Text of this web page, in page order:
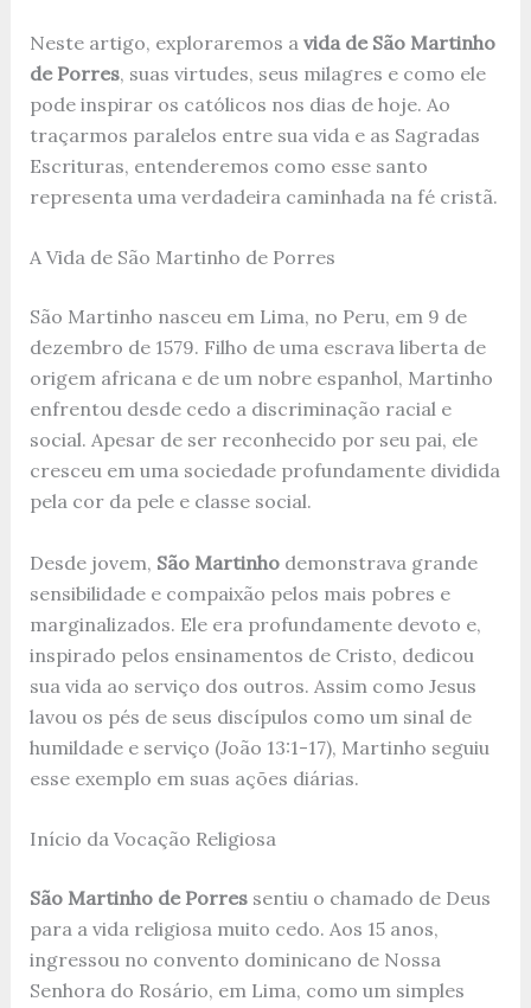
Neste artigo, exploraremos a vida de São Martinho
de Porres, suas virtudes, seus milagres e como ele
pode inspirar os católicos nos dias de hoje. Ao
traçarmos paralelos entre sua vida e as Sagradas
Escrituras, entenderemos como esse santo
representa uma verdadeira caminhada na fé cristã.
A Vida de São Martinho de Porres
São Martinho nasceu em Lima, no Peru, em 9 de
dezembro de 1579. Filho de uma escrava liberta de
origem africana e de um nobre espanhol, Martinho
enfrentou desde cedo a discriminação racial e
social. Apesar de ser reconhecido por seu pai, ele
cresceu em uma sociedade profundamente dividida
pela cor da pele e classe social.
Desde jovem, São Martinhodemonstrava grande
sensibilidade e compaixão pelos mais pobres e
marginalizados. Ele era profundamente devoto e,
inspirado pelos ensinamentos de Cristo, dedicou
sua vida ao serviço dos outros. Assim como Jesus
lavou os pés de seus discípulos como um sinal de
humildade e serviço (João 13:1-17), Martinho seguiu
esse exemplo em suas ações diárias.
Início da Vocação Religiosa
São Martinho de Porressentiu o chamado de Deus
para a vida religiosa muito cedo. Aos 15 anos,
ingressou no convento dominicano de Nossa
Senhora do Rosário, em Lima, como um simples